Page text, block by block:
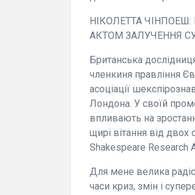
НІКОЛЕТТА
АКТОМ ЗАЛУЧЕННЯ
Британська
членкиня правління
асоціації
Лондона. У своїй
впливають на
щирі вітання від двох
Shakespeare Research
Для мене велика
часи криз, змін і